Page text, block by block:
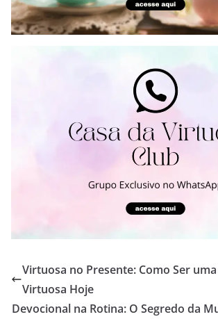
Virtuosa no Presente: Como Ser
Virtuosa Hoje
Devocional na Rotina: O Segredo da